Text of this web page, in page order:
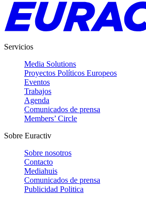
Servicios
Media Solutions
Proyectos Políticos Europeos
Eventos
Trabajos
Agenda
Comunicados de prensa
Members’ Circle
Sobre Euractiv
Sobre nosotros
Contacto
Mediahuis
Comunicados de prensa
Publicidad Politica